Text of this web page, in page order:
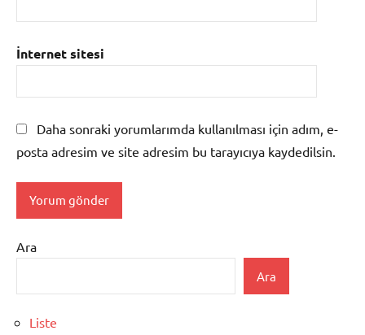
İnternet sitesi
Daha sonraki yorumlarımda kullanılması için adım, e-
posta adresim ve site adresim bu tarayıcıya kaydedilsin.
Ara
Ara
Liste